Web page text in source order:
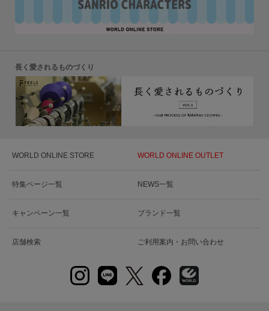
長く愛されるものづくり
WORLD ONLINE STORE WORLD ONLINE OUTLET
特集ページ一覧 NEWS一覧
キャンペーン一覧 ブランド一覧
店舗検索 ご利用案内・お問い合わせ